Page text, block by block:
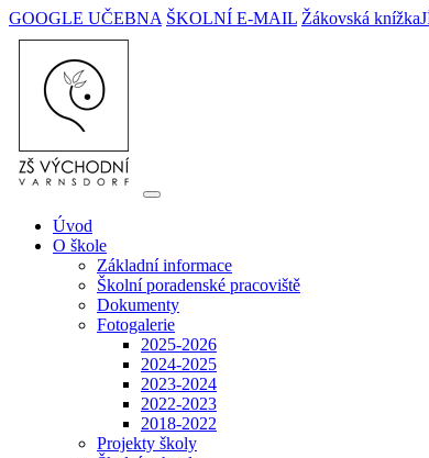
GOOGLE UČEBNA ŠKOLNÍ E-MAIL Žákovská knížka
Úvod
O škole
Základní informace
Školní poradenské pracoviště
Dokumenty
Fotogalerie
2025-2026
2024-2025
2023-2024
2022-2023
2018-2022
Projekty školy